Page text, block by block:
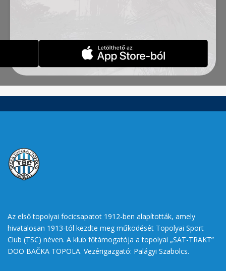
Sárga lapok: Radin, St. Jovanović, Ćirković, Šoš
Az első topolyai focicsapatot 1912-ben alapították, amely
hivatalosan 1913-tól kezdte meg működését Topolyai Sport
Club (TSC) néven. A klub főtámogatója a topolyai „SAT-TRAKT”
DOO BAČKA TOPOLA. Vezérigazgató: Palágyi Szabolcs.